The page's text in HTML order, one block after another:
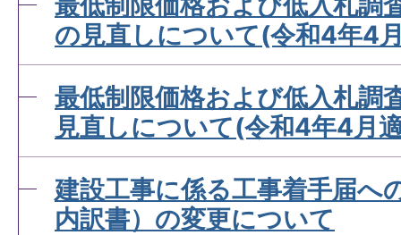
の見直しについて(令和4年4
最低制限価格および低入札調
見直しについて(令和4年4月
建設工事に係る工事着手届へ
内訳書）の変更について